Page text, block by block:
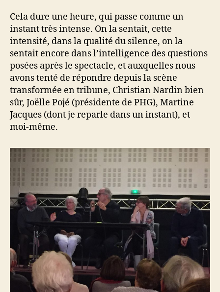
Cela dure une heure, qui passe comme un
instant très intense. On la sentait, cette
intensité, dans la qualité du silence, on la
sentait encore dans l’intelligence des questions
posées après le spectacle, et auxquelles nous
avons tenté de répondre depuis la scène
transformée en tribune, Christian Nardin bien
sûr, Joëlle Pojé (présidente de PHG), Martine
Jacques (dont je reparle dans un instant), et
moi-même.